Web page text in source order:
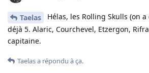
Taelas
Hélas, les Rolling Skulls (on
déjà 5. Alaric, Courchevel, Etzergon,
capitaine.
Taelasa répondu à ça.